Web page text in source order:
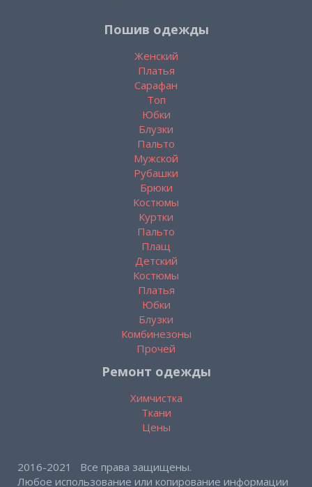
Пошив одежды
Женский
Платья
Сарафан
Топ
Юбки
Блузки
Пальто
Мужской
Рубашки
Брюки
Костюмы
Куртки
Пальто
Плащ
Детский
Костюмы
Платья
Юбки
Блузки
Комбинезоны
Прочей
Ремонт одежды
Химчистка
Ткани
Цены
2016-2021 Все права защищены.
Любое использование или копирование информации